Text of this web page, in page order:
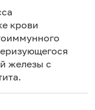
крови
железы с